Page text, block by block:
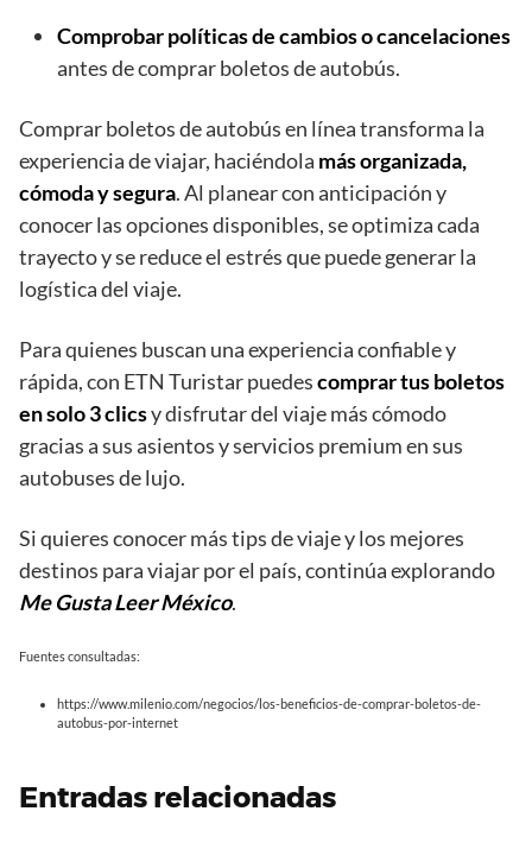
Comprobar políticas de cambios o cancelaciones
antes de comprar boletos de autobús.
Comprar boletos de autobús en línea transforma la
experiencia de viajar, haciéndola más organizada,
cómoda y segura. Al planear con anticipación y
conocer las opciones disponibles, se optimiza cada
trayecto y se reduce el estrés que puede generar la
logística del viaje.
Para quienes buscan una experiencia confiable y
rápida, con ETN Turistar puedescomprar tus boletos
en solo 3 clicsy disfrutar del viaje más cómodo
gracias a sus asientos y servicios premium en sus
autobuses de lujo.
Si quieres conocer más tips de viaje y los mejores
destinos para viajar por el país, continúa explorando
Me Gusta Leer México.
Fuentes consultadas:
https://www.milenio.com/negocios/los-beneficios-de-comprar-boletos-de-
autobus-por-internet
Entradas relacionadas